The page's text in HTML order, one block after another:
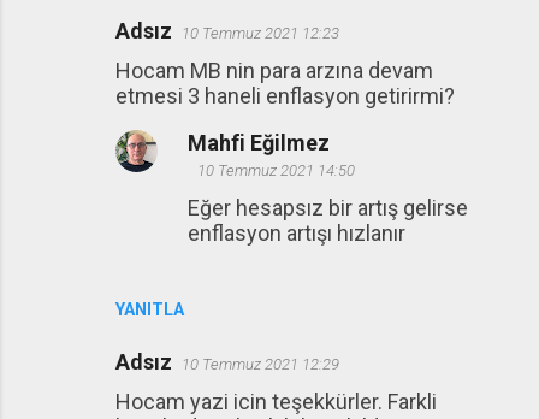
Adsız 10 Temmuz 2021 12:23
Hocam MB nin para arzına devam
etmesi 3 haneli enflasyon getirirmi?
YANITLA
Mahfi Eğilmez
10 Temmuz 2021 14:50
Eğer hesapsız bir artış gelirse
enflasyon artışı hızlanır
Adsız 10 Temmuz 2021 12:29
Hocam yazi icin teşekkürler. Farkli